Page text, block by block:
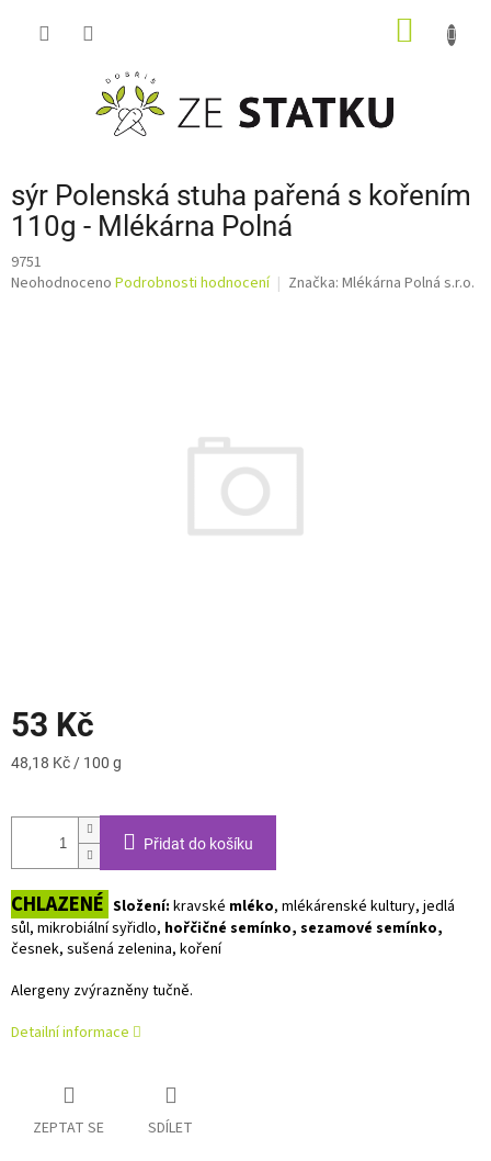
sýr Polenská stuha pařená s kořením
110g - Mlékárna Polná
9751
Průměrné
Neohodnoceno Podrobnosti hodnocení Značka: Mlékárna Polná s.r.o.
53 Kč
Měrná
48,18 Kč / 100 g
Přidat do košíku
CHLAZENÉ Složení: kravské mléko, mlékárenské kultury, jedlá
sůl, mikrobiální syřidlo, hořčičné semínko, sezamové semínko,
česnek, sušená zelenina, koření
Alergeny zvýrazněny tučně.
Detailní informace
ZEPTAT SE SDÍLET